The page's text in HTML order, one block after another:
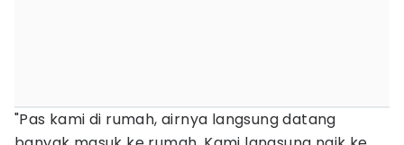
"Pas kami di rumah, airnya langsung datang